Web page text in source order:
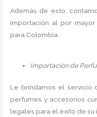
Además de esto,
importación al por
para Colombia.
Importación de
Le brindamos el servicio
perfumes y accesorios
legales para el éxito de su